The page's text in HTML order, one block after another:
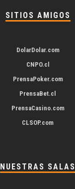
SITIOS AMIGOS
DolarDolar.com
CNPO.cl
PrensaPoker.com
PrensaBet.cl
PrensaCasino.com
CLSOP.com
NUESTRAS SALAS